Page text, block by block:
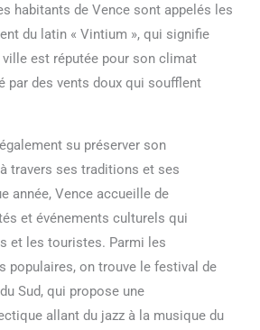
habitants de Vence sont appelés les
du latin « Vintium », qui signifie
ville est réputée pour son climat
par des vents doux qui soufflent
su préserver son
travers ses traditions et ses
année, Vence accueille de
et événements culturels qui
et les touristes. Parmi les
populaires, on trouve le festival de
Sud, qui propose une
allant du jazz à la musique du